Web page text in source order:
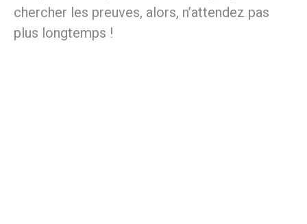
chercher les preuves, alors, n’attendez pas
plus longtemps !